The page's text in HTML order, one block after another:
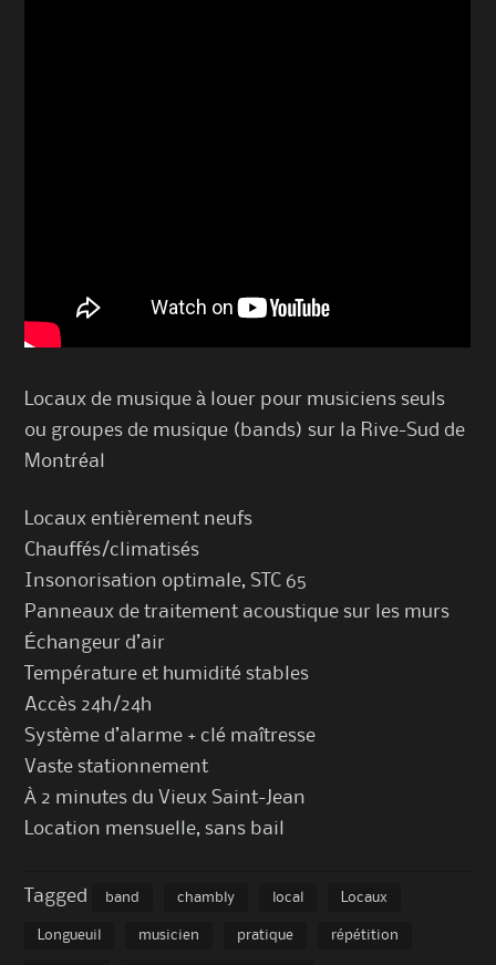
Locaux de musique à louer pour musiciens seuls
ou groupes de musique (bands) sur la Rive-Sud de
Montréal
Locaux entièrement neufs
Chauffés/climatisés
Insonorisation optimale, STC 65
Panneaux de traitement acoustique sur les murs
Échangeur d’air
Température et humidité stables
Accès 24h/24h
Système d’alarme + clé maîtresse
Vaste stationnement
À 2 minutes du Vieux Saint-Jean
Location mensuelle, sans bail
Tagged band chambly local Locaux
Longueuil musicien pratique répétition